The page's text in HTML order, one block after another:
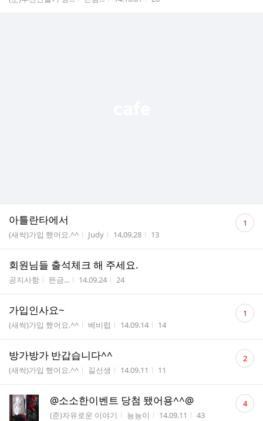
아틀란타에서
게시판명
(새싹)가입 했어요.^^ 작성자
Judy 작성시간
14.09.28 조회수
13
댓
글 1
회원님들 출석체크 해 주세요.
게시판명
공지사항 작성자
뜬금... 작성시간
14.09.24 조회수
24
가입인사요~
게시판명
(새싹)가입 했어요.^^ 작성자
베비럽 작성시간
14.09.14 조회수
14
댓
글 1
방가방가 반갑습니다^^
게시판명
(새싹)가입 했어요.^^ 작성자
길선생 작성시간
14.09.11 조회수
11
댓
글 2
@소소한이벤트 당첨 됐어용^^@
게시판명
(준)자유로운 이야기 작성자
뇽뇽이 작성시간
14.09.11 조회수
43
댓
글 4